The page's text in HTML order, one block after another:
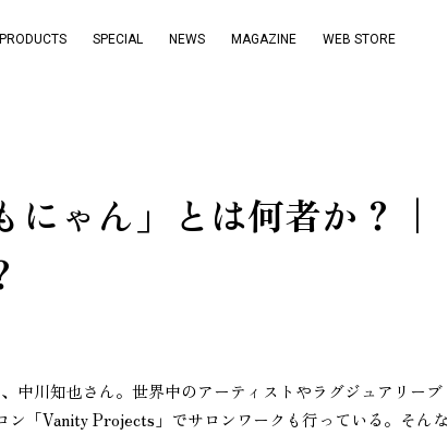
PRODUCTS SPECIAL NEWS MAGAZINE WEB STORE
に ゃ ん 」 と は何者か ？｜
中川知也さん。世界中のアーティストやラグジュアリーブ
「Vanity Projects」でサロンワークも行っている。そんな